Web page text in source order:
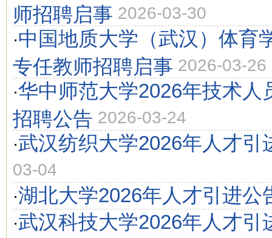
师招聘启事 2026-03-30
·中国地质大学（武汉）体育
专任教师招聘启事 2026-03-26
·华中师范大学2026年技术人
招聘公告 2026-03-24
·武汉纺织大学2026年人才引
03-04
·湖北大学2026年人才引进公
·武汉科技大学2026年人才引